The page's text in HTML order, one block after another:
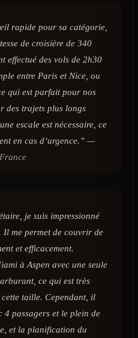
rapide pour sa catégorie,
de croisière de 340
effectué des vols de 2h30
entre Paris et Nice, ou
qui est parfait pour nos
des trajets plus longs
escale est nécessaire, ce
en cas d’urgence.” —
je suis impressionné
Il me permet de couvrir de
et efficacement.
à Aspen avec une seule
ce qui est très
taille. Cependant, il
4 passagers et le plein de
et la planification du